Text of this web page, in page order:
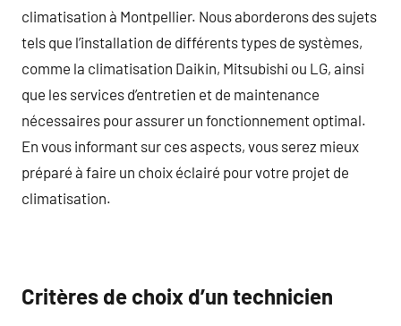
climatisation à Montpellier. Nous aborderons des sujets
tels que l’installation de différents types de systèmes,
comme la climatisation Daikin, Mitsubishi ou LG, ainsi
que les services d’entretien et de maintenance
nécessaires pour assurer un fonctionnement optimal.
En vous informant sur ces aspects, vous serez mieux
préparé à faire un choix éclairé pour votre projet de
climatisation.
Critères de choix d’un technicien